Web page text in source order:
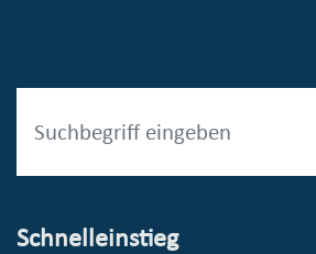
Schnelleinstieg